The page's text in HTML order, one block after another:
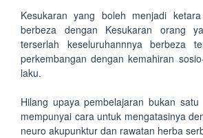
Kesukaran yang boleh menjadi
berbeza dengan Kesukaran orang
terserlah keseluruhannnya berbeza
perkembangan dengan kemahiran
laku.
Hilang upaya pembelajaran bukan
mempunyai cara untuk mengatasinya
neuro akupunktur dan rawatan herba